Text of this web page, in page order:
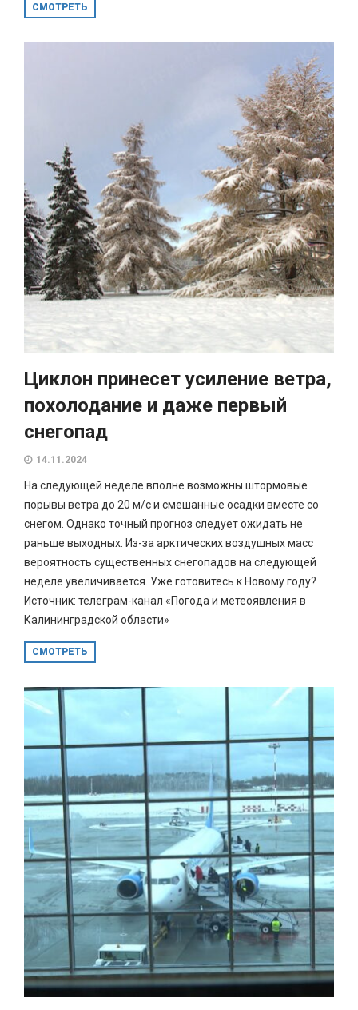
СМОТРЕТЬ
Циклон принесет усиление ветра,
похолодание и даже первый
снегопад
14.11.2024
На следующей неделе вполне возможны штормовые
порывы ветра до 20 м/с и смешанные осадки вместе со
снегом. Однако точный прогноз следует ожидать не
раньше выходных. Из-за арктических воздушных масс
вероятность существенных снегопадов на следующей
неделе увеличивается. Уже готовитесь к Новому году?
Источник: телеграм-канал «Погода и метеоявления в
Калининградской области»
СМОТРЕТЬ